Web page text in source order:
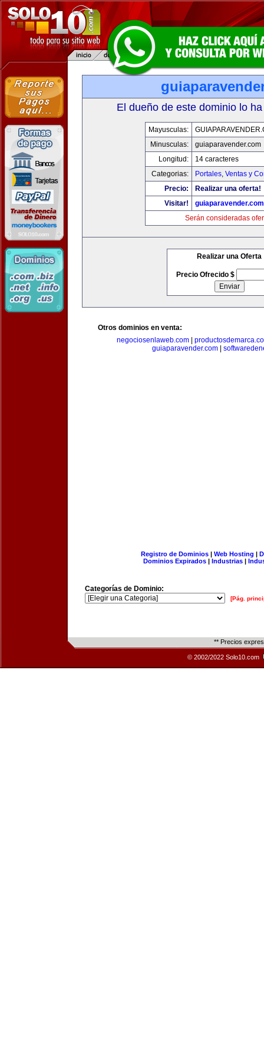
El dueño de este dominio lo
Mayusculas:
Minusculas:
guiaparavender.com
Longitud:
14 caracteres
Categorias:
Portales, Ventas y
Precio:
Realizar una oferta!
Visitar!
guiaparavender.com
Serán consideradas
Realizar una Oferta
Precio Ofrecido $
Otros dominios en venta:
negociosenlaweb.com
guiaparavender.com|
Registro de Dominios| Web Hosting |
Dominios Expirados | Industrias |
Categorías de Dominio:
[Pág.
** Precios
© 2002/2022 Solo10.com